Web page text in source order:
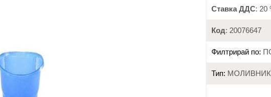
Ставка ДДС: 20
Код: 20076647
Филтрирай по:
Тип: МОЛИВНИК